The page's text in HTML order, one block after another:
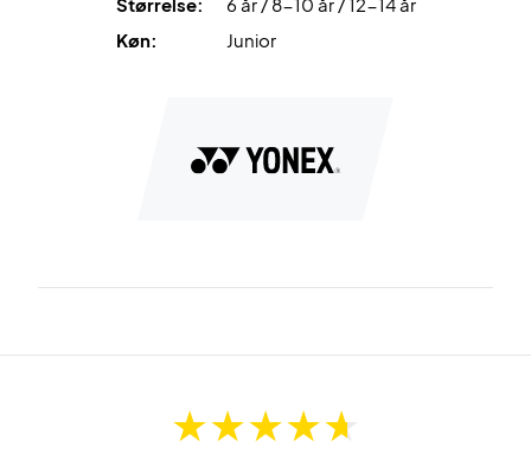
Køn:
Junior